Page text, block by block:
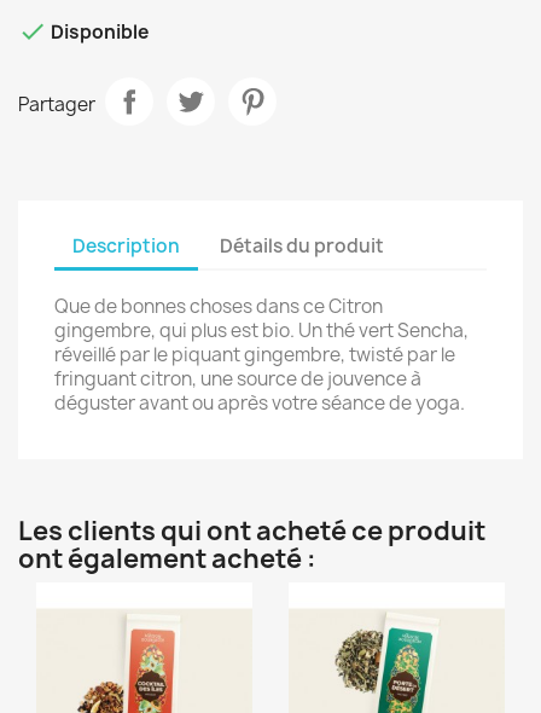
 Disponible
Partager
Description Détails du produit
Que de bonnes choses dans ce Citron
gingembre, qui plus est bio. Un thé vert Sencha,
réveillé par le piquant gingembre, twisté par le
fringuant citron, une source de jouvence à
déguster avant ou après votre séance de yoga.
Les clients qui ont acheté ce produit
ont également acheté :